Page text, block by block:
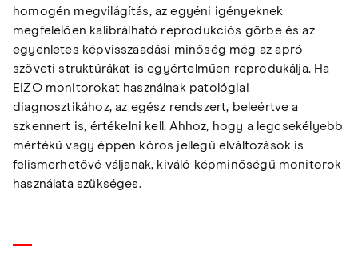
homogén megvilágítás, az egyéni igényeknek
megfelelően kalibrálható reprodukciós görbe és az
egyenletes képvisszaadási minőség még az apró
szöveti struktúrákat is egyértelműen reprodukálja. Ha
EIZO monitorokat használnak patológiai
diagnosztikához, az egész rendszert, beleértve a
szkennert is, értékelni kell. Ahhoz, hogy a legcsekélyebb
mértékű vagy éppen kóros jellegű elváltozások is
felismerhetővé váljanak, kiváló képminőségű monitorok
használata szükséges.